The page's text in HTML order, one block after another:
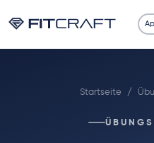
Startseite /